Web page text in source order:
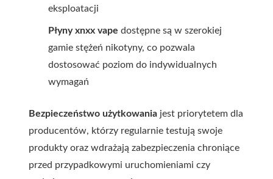
eksploatacji
Płyny xnxx vape dostępne są w szerokiej
gamie stężeń nikotyny, co pozwala
dostosować poziom do indywidualnych
wymagań
Bezpieczeństwo użytkowania jest priorytetem dla
producentów, którzy regularnie testują swoje
produkty oraz wdrażają zabezpieczenia chroniące
przed przypadkowymi uruchomieniami czy